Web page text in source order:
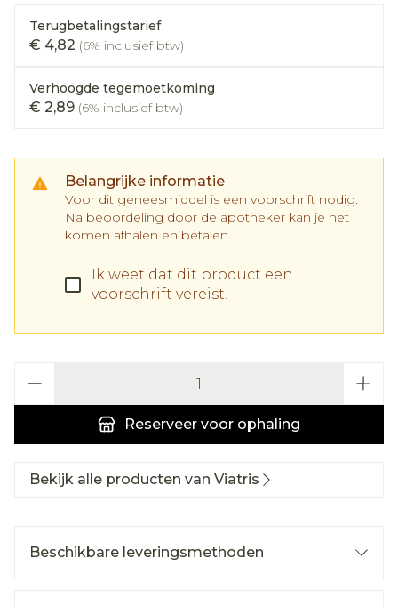
Terugbetalingstarief
€ 4,82 (6% inclusief btw)
Verhoogde tegemoetkoming
€ 2,89 (6% inclusief btw)
Belangrijke informatie
Voor dit geneesmiddel is een voorschrift nodig.
Na beoordeling door de apotheker kan je het
komen afhalen en betalen.
Ik weet dat dit product een
voorschrift vereist.
Reserveer voor ophaling
Bekijk alle producten van Viatris
Beschikbare leveringsmethoden